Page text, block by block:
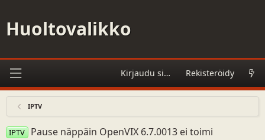
Huoltovalikko
Kirjaudu sisään Rekisteröidy
IPTV
IPTV Pause näppäin OpenVIX 6.7.0013 ei toimi